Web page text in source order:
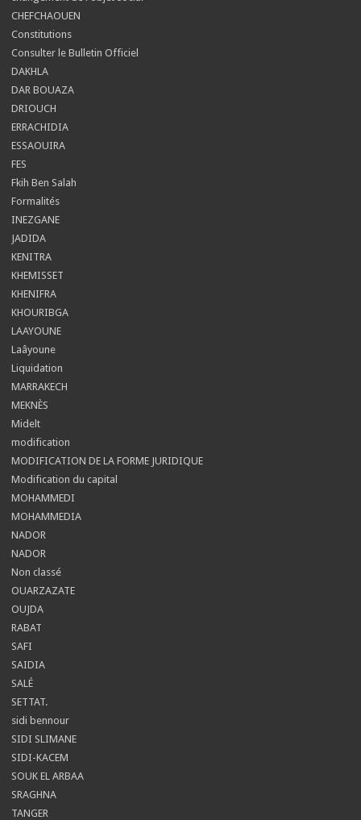
CHEFCHAOUEN
Constitutions
Consulter le Bulletin Officiel
DAKHLA
DAR BOUAZA
DRIOUCH
ERRACHIDIA
ESSAOUIRA
FES
Fkih Ben Salah
Formalités
INEZGANE
JADIDA
KENITRA
KHEMISSET
KHENIFRA
KHOURIBGA
LAAYOUNE
Laâyoune
Liquidation
MARRAKECH
MEKNÈS
Midelt
modification
MODIFICATION DE LA FORME JURIDIQUE
Modification du capital
MOHAMMEDI
MOHAMMEDIA
NADOR
NADOR
Non classé
OUARZAZATE
OUJDA
RABAT
SAFI
SAIDIA
SALÉ
SETTAT.
sidi bennour
SIDI SLIMANE
SIDI-KACEM
SOUK EL ARBAA
SRAGHNA
TANGER